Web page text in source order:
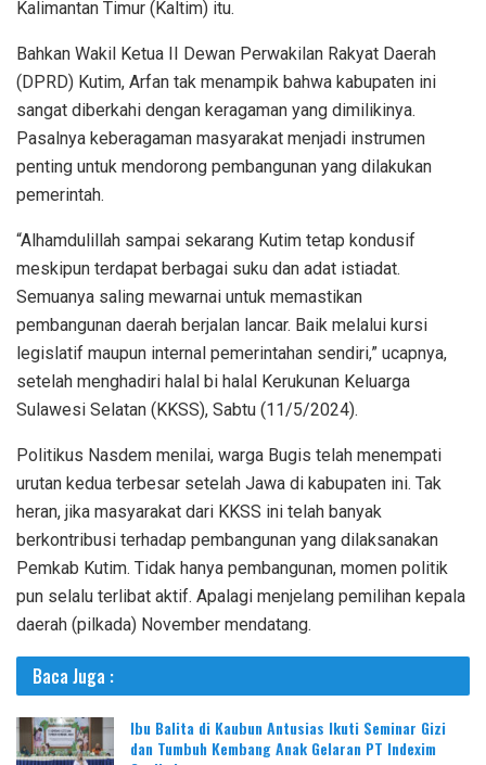
Kalimantan Timur (Kaltim) itu.
Bahkan Wakil Ketua II Dewan Perwakilan Rakyat Daerah
(DPRD) Kutim, Arfan tak menampik bahwa kabupaten ini
sangat diberkahi dengan keragaman yang dimilikinya.
Pasalnya keberagaman masyarakat menjadi instrumen
penting untuk mendorong pembangunan yang dilakukan
pemerintah.
“Alhamdulillah sampai sekarang Kutim tetap kondusif
meskipun terdapat berbagai suku dan adat istiadat.
Semuanya saling mewarnai untuk memastikan
pembangunan daerah berjalan lancar. Baik melalui kursi
legislatif maupun internal pemerintahan sendiri,” ucapnya,
setelah menghadiri halal bi halal Kerukunan Keluarga
Sulawesi Selatan (KKSS), Sabtu (11/5/2024).
Politikus Nasdem menilai, warga Bugis telah menempati
urutan kedua terbesar setelah Jawa di kabupaten ini. Tak
heran, jika masyarakat dari KKSS ini telah banyak
berkontribusi terhadap pembangunan yang dilaksanakan
Pemkab Kutim. Tidak hanya pembangunan, momen politik
pun selalu terlibat aktif. Apalagi menjelang pemilihan kepala
daerah (pilkada) November mendatang.
Baca Juga :
Ibu Balita di Kaubun Antusias Ikuti Seminar Gizi
dan Tumbuh Kembang Anak Gelaran PT Indexim